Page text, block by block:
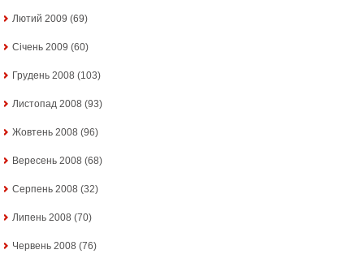
Лютий 2009 (69)
Січень 2009 (60)
Грудень 2008 (103)
Листопад 2008 (93)
Жовтень 2008 (96)
Вересень 2008 (68)
Серпень 2008 (32)
Липень 2008 (70)
Червень 2008 (76)